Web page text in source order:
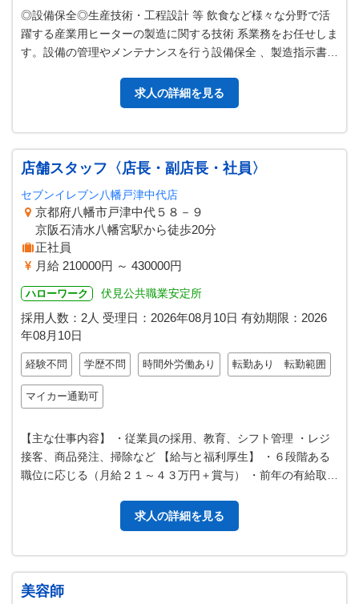
◎設備保全◎生産技術・工程設計 等 飲食など様々な分野で活
躍する産業用ヒーターの製造に関する技術 系業務をお任せしま
す。設備の管理やメンテナンスを行う設備保全 、製造指示書の
求人の詳細を見る
店舗スタッフ〈店長・副店長・社員〉
セブンイレブン八幡戸津中代店
京都府八幡市戸津中代５８－９
京阪石清水八幡宮駅から徒歩20分
正社員
月給 210000円 ～ 430000円
ハローワーク 伏見公共職業安定所
採用人数：2人 受理日： 2026年08月10日 有効期限： 2026
年08月10日
経験不問 学歴不問 時間外労働あり 転勤あり 転勤範囲
マイカー通勤可
【主な仕事内容】 ・従業員の採用、教育、シフト管理 ・レジ
接客、商品発注、掃除など 【給与と福利厚生】 ・６段階ある
職位に応じる（月給２１～４３万円＋賞与） ・前年の有給取得
求人の詳細を見る
美容師